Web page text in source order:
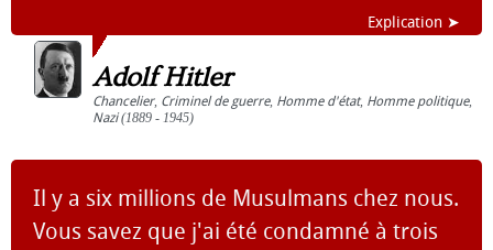
Explication ➤
Adolf Hitler
Chancelier, Criminel de guerre, Homme d'état, Homme politique,
Nazi(1889 - 1945)
Il y a six millions de Musulmans chez nous.
Vous savez que j'ai été condamné à trois